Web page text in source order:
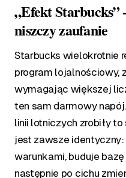
„Efekt
niszczy zaufanie
Starbucks wielokrotnie
program lojalnościowy,
wymagając większej
ten sam darmowy
linii lotniczych zrobiły
jest zawsze
warunkami, buduje
następnie po cichu